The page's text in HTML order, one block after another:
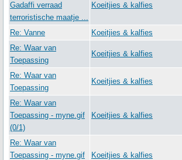
Gadaffi verraad
terroristische maatje ...
Koeitjies & kalfies
Re: Vanne Koeitjies & kalfies
Re: Waar van
Toepassing
Koeitjies & kalfies
Re: Waar van
Toepassing
Koeitjies & kalfies
Re: Waar van
Toepassing - myne.gif
(0/1)
Koeitjies & kalfies
Re: Waar van
Toepassing - myne.gif
Koeitjies & kalfies